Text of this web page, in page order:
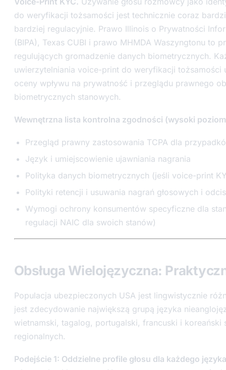
do weryfikacji tożsamości jest technicznie coraz
bardziej regulacyjnie. Prawo Illinois o Prywatności
(BIPA), Texas CUBI i prawo MHMDA Waszyngtonu to
regulujących gromadzenie danych biometrycznych.
uwierzytelniania voice-print do weryfikacji tożsamości
oceny wpływu na prywatność i przeglądu prawnego
biometrycznych stanowych.
Wewnętrzna lista kontrolna zgodności (wysoki
Przegląd prawny zastosowania TCPA dla
Język i umiejscowienie ujawniania nagrania
Polityka danych biometrycznych (jeśli voice-print
Polityki retencji i usuwania nagrań głosowych i
Wymogi ochrony konsumentów specyficzne dla
regulacji NAIC dla swoich stanów)
Obsługa Wielojęzyczna:
Populacja ubezpieczonych USA jest lingwistycznie
jest zdecydowanie największą grupą języka
wietnamski, tagalog, portugalski, francuski i koreański
regionalnych.
Podejście 1: Oddzielne profile głosu dla każdego